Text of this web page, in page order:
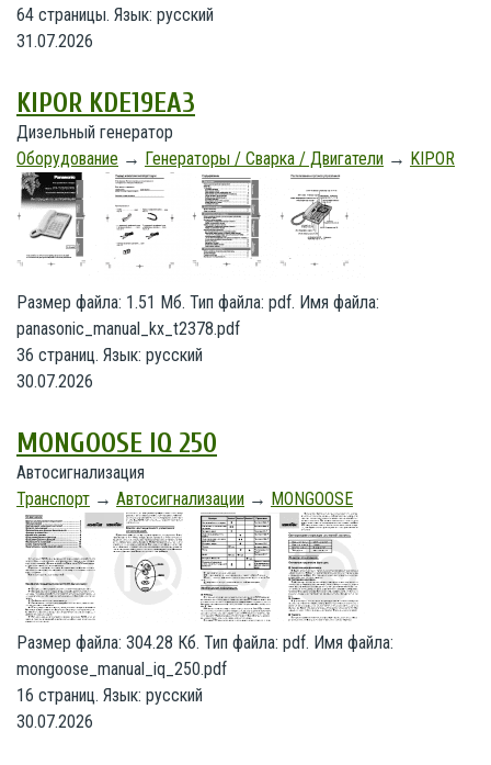
64 страницы. Язык: русский
31.07.2026
KIPOR KDE19EA3
Дизельный генератор
Оборудование → Генераторы / Сварка / Двигатели → KIPOR
Размер файла: 1.51 Мб. Тип файла: pdf. Имя файла:
panasonic_manual_kx_t2378.pdf
36 страниц. Язык: русский
30.07.2026
MONGOOSE IQ 250
Автосигнализация
Транспорт → Автосигнализации → MONGOOSE
Размер файла: 304.28 Кб. Тип файла: pdf. Имя файла:
mongoose_manual_iq_250.pdf
16 страниц. Язык: русский
30.07.2026